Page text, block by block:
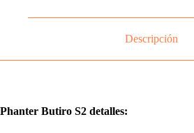
Descripción
Phanter Butiro S2 detalles: